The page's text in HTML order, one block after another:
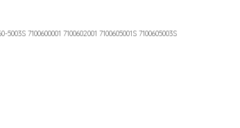
5003S 7100600001 7100602001 7100605001S 7100605003S